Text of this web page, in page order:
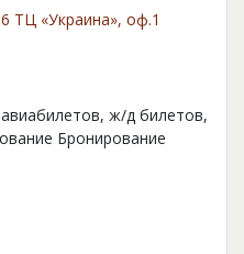
ТЦ «Украина», оф.1
ж/д билетов,
Бронирование